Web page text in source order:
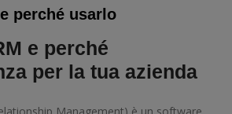
perché usarlo
e perché
per la tua azienda